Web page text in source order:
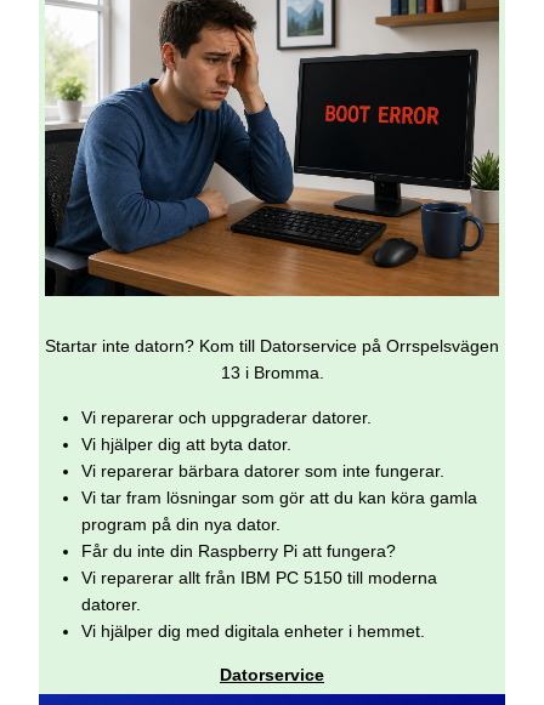
Startar inte datorn? Kom till Datorservice på Orrspelsvägen
13 i Bromma.
Vi reparerar och uppgraderar datorer.
Vi hjälper dig att byta dator.
Vi reparerar bärbara datorer som inte fungerar.
Vi tar fram lösningar som gör att du kan köra gamla
program på din nya dator.
Får du inte din Raspberry Pi att fungera?
Vi reparerar allt från IBM PC 5150 till moderna
datorer.
Vi hjälper dig med digitala enheter i hemmet.
Datorservice